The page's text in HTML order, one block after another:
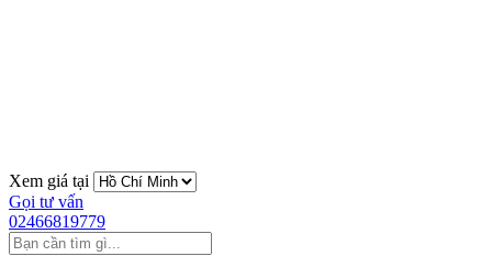
Xem giá tại
Gọi tư vấn
02466819779